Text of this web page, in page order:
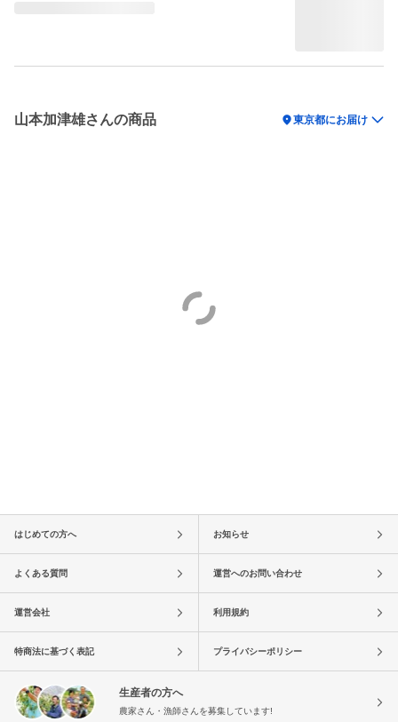
山本加津雄さんの商品 location_on東京都にお届け
はじめての方へ お知らせ
よくある質問 運営へのお問い合わせ
運営会社 利用規約
特商法に基づく表記 プライバシーポリシー
生産者の方へ
農家さん・漁師さんを募集しています!